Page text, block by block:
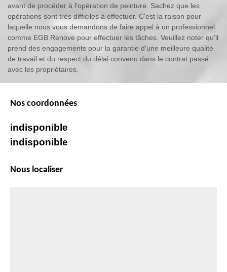
avant de procéder à l'opération de peinture. Sachez que les
opérations sont très difficiles à effectuer. C'est la raison pour
laquelle nous vous demandons de faire appel à un professionnel
comme EGB Renove pour effectuer les tâches. Veuillez noter qu'il
prend des engagements pour la garantie d'une meilleure qualité
de travail et du respect du délai convenu dans le contrat passé
avec les propriétaires.
Nos coordonnées
indisponible
indisponible
Nous localiser